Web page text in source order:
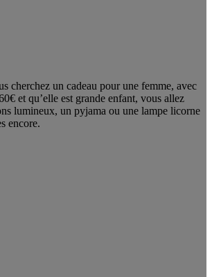
cherchez un cadeau pour une femme, avec
et qu’elle est grande enfant, vous allez
lumineux, un pyjama ou une lampe licorne
encore.